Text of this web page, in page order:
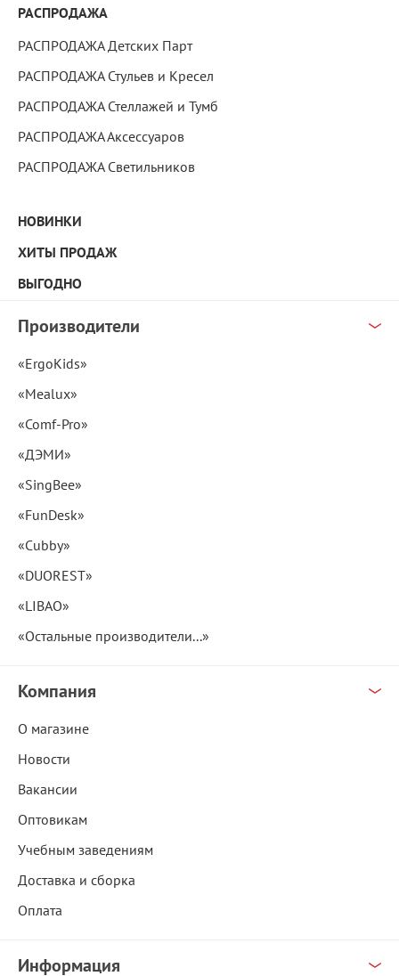
РАСПРОДАЖА
РАСПРОДАЖА Детских Парт
РАСПРОДАЖА Стульев и Кресел
РАСПРОДАЖА Стеллажей и Тумб
РАСПРОДАЖА Аксессуаров
РАСПРОДАЖА Светильников
НОВИНКИ
ХИТЫ ПРОДАЖ
ВЫГОДНО
Производители
«ErgoKids»
«Mealux»
«Comf-Pro»
«ДЭМИ»
«SingBee»
«FunDesk»
«Cubby»
«DUOREST»
«LIBAO»
«Остальные производители...»
Компания
О магазине
Новости
Вакансии
Оптовикам
Учебным заведениям
Доставка и сборка
Оплата
Информация